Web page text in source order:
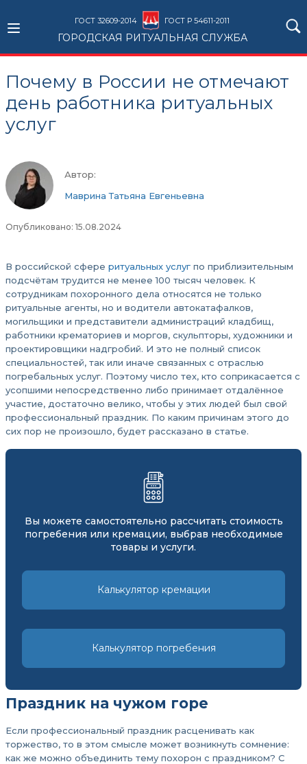
ГОСТ 32609-2014 ГОСТ Р 54611-2011
ГОРОДСКАЯ РИТУАЛЬНАЯ СЛУЖБА
Почему в России не отмечают
день работника ритуальных
услуг
Автор:
Маврина Татьяна Евгеньевна
Опубликовано: 15.08.2024
В российской сфере ритуальных услуг по приблизительным
подсчётам трудится не менее 100 тысяч человек. К
сотрудникам похоронного дела относятся не только
ритуальные агенты, но и водители автокатафалков,
могильщики и представители администраций кладбищ,
работники крематориев и моргов, скульпторы, художники и
проектировщики надгробий. И это не полный список
специальностей, так или иначе связанных с отраслью
погребальных услуг. Поэтому число тех, кто соприкасается с
усопшими непосредственно либо принимает отдалённое
участие, достаточно велико, чтобы у этих людей был свой
профессиональный праздник. По каким причинам этого до
сих пор не произошло, будет рассказано в статье.
Вы можете самостоятельно рассчитать стоимость
погребения или кремации, выбрав необходимые
товары и услуги.
Калькулятор кремации
Калькулятор погребения
Праздник на чужом горе
Если профессиональный праздник расценивать как
торжество, то в этом смысле может возникнуть сомнение:
как же можно объединить тему похорон с праздником? С